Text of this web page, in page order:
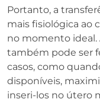
Portanto, a
mais fisiológica ao
no momento ideal.
também pode ser
casos, como
disponíveis,
inseri-los no útero